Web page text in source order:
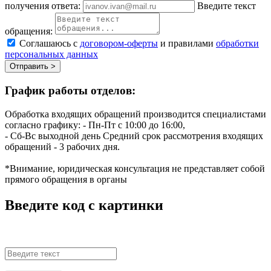
получения ответа: Введите текст
обращения:
Соглашаюсь с договором-оферты и правилами обработки
персональных данных
Отправить >
График работы отделов:
Обработка входящих обращений производится специалистами
согласно графику: - Пн-Пт с 10:00 до 16:00,
- Сб-Вс выходной день Средний срок рассмотрения входящих
обращений - 3 рабочих дня.
*Внимание, юридическая консультация не представляет собой
прямого обращения в органы
Введите код с картинки